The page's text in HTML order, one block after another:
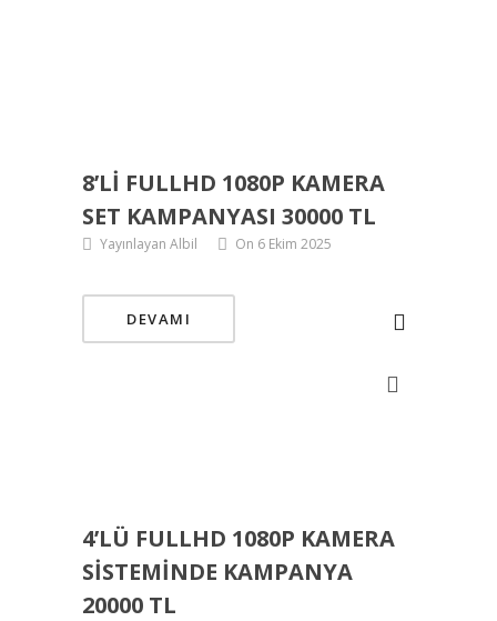
8’LI FULLHD 1080P KAMERA
SET KAMPANYASI 30000 TL
Yayınlayan Albil On 6 Ekim 2025
DEVAMI
4’LÜ FULLHD 1080P KAMERA
SISTEMINDE KAMPANYA
20000 TL